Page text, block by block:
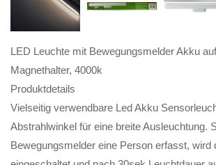
LED Leuchte mit Bewegungsmelder Akku
Magnethalter, 4000k
Produktdetails
Vielseitig verwendbare Led Akku
Abstrahlwinkel für eine breite Ausleuchtung.
Bewegungsmelder eine Person erfasst, wird